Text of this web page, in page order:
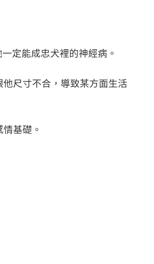
定能成忠犬裡的神經病。
尺寸不合，導致某方面生活
基礎。